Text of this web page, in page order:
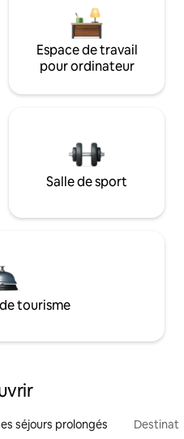
Espace de travail
pour ordinateur
Salle de sport
tourisme
séjours prolongés